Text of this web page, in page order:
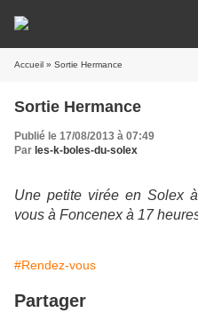
Accueil » Sortie Hermance
Sortie Hermance
Publié le 17/08/2013 à 07:49
Par les-k-boles-du-solex
Une petite virée en Solex
vous à Foncenex à 17
#Rendez-vous
Partager